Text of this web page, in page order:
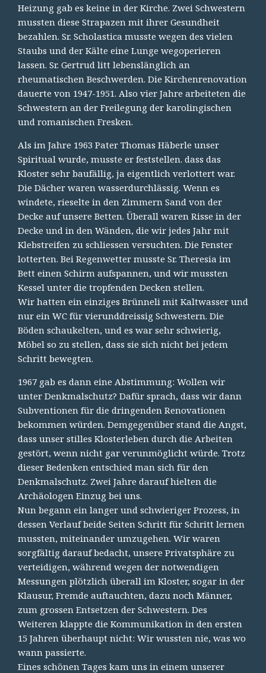
Heizung gab es keine in der Kirche. Zwei Schwestern
mussten diese Strapazen mit ihrer Gesundheit
bezahlen. Sr. Scholastica musste wegen des vielen
Staubs und der Kälte eine Lunge wegoperieren
lassen. Sr. Gertrud litt lebenslänglich an
rheumatischen Beschwerden. Die Kirchenrenovation
dauerte von 1947-1951. Also vier Jahre arbeiteten die
Schwestern an der Freilegung der karolingischen
und romanischen Fresken.
Als im Jahre 1963 Pater Thomas Häberle unser
Spiritual wurde, musste er feststellen. dass das
Kloster sehr baufällig, ja eigentlich verlottert war.
Die Dächer waren wasserdurchlässig. Wenn es
windete, rieselte in den Zimmern Sand von der
Decke auf unsere Betten. Überall waren Risse in der
Decke und in den Wänden, die wir jedes Jahr mit
Klebstreifen zu schliessen versuchten. Die Fenster
lotterten. Bei Regenwetter musste Sr. Theresia im
Bett einen Schirm aufspannen, und wir mussten
Kessel unter die tropfenden Decken stellen.
Wir hatten ein einziges Brünneli mit Kaltwasser und
nur ein WC für vierunddreissig Schwestern. Die
Böden schaukelten, und es war sehr schwierig,
Möbel so zu stellen, dass sie sich nicht bei jedem
Schritt bewegten.
1967 gab es dann eine Abstimmung: Wollen wir
unter Denkmalschutz? Dafür sprach, dass wir dann
Subventionen für die dringenden Renovationen
bekommen würden. Demgegenüber stand die Angst,
dass unser stilles Klosterleben durch die Arbeiten
gestört, wenn nicht gar verunmöglicht würde. Trotz
dieser Bedenken entschied man sich für den
Denkmalschutz. Zwei Jahre darauf hielten die
Archäologen Einzug bei uns.
Nun begann ein langer und schwieriger Prozess, in
dessen Verlauf beide Seiten Schritt für Schritt lernen
mussten, miteinander umzugehen. Wir waren
sorgfältig darauf bedacht, unsere Privatsphäre zu
verteidigen, während wegen der notwendigen
Messungen plötzlich überall im Kloster, sogar in der
Klausur, Fremde auftauchten, dazu noch Männer,
zum grossen Entsetzen der Schwestern. Des
Weiteren klappte die Kommunikation in den ersten
15 Jahren überhaupt nicht: Wir wussten nie, was wo
wann passierte.
Eines schönen Tages kam uns in einem unserer